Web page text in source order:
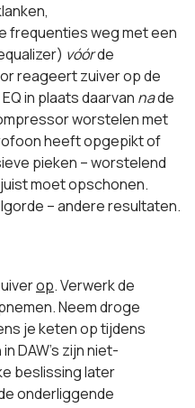
frequenties weg met een
vóórde
reageert zuiver op de
in plaats daarvan nade
worstelen met
heeft opgepikt of
pieken – worstelend
moet opschonen.
– andere resultaten.
op. Verwerk de
Neem droge
je keten op tijdens
DAW's zijn niet-
beslissing later
onderliggende